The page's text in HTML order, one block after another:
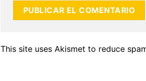
This site uses Akismet to reduce